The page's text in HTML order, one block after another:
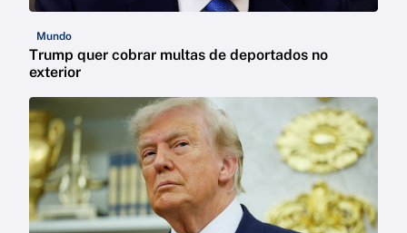
Mundo
Trump quer cobrar multas de deportados no
exterior